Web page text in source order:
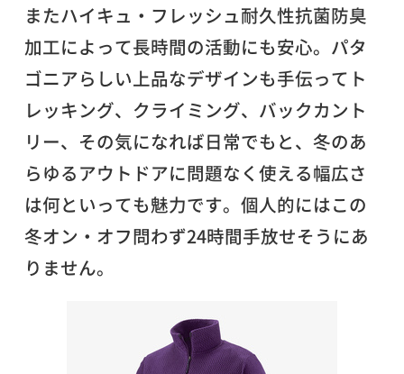
またハイキュ・フレッシュ耐久性抗菌防臭
加工によって長時間の活動にも安心。パタ
ゴニアらしい上品なデザインも手伝ってト
レッキング、クライミング、バックカント
リー、その気になれば日常でもと、冬のあ
らゆるアウトドアに問題なく使える幅広さ
は何といっても魅力です。個人的にはこの
冬オン・オフ問わず24時間手放せそうにあ
りません。